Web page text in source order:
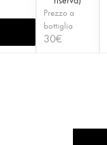
Prezzo a
bottiglia
30€